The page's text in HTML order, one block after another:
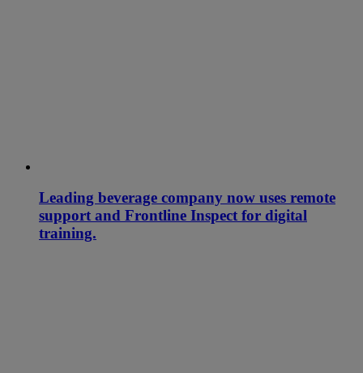
Leading beverage company now uses remote
support and Frontline Inspect for digital
training.